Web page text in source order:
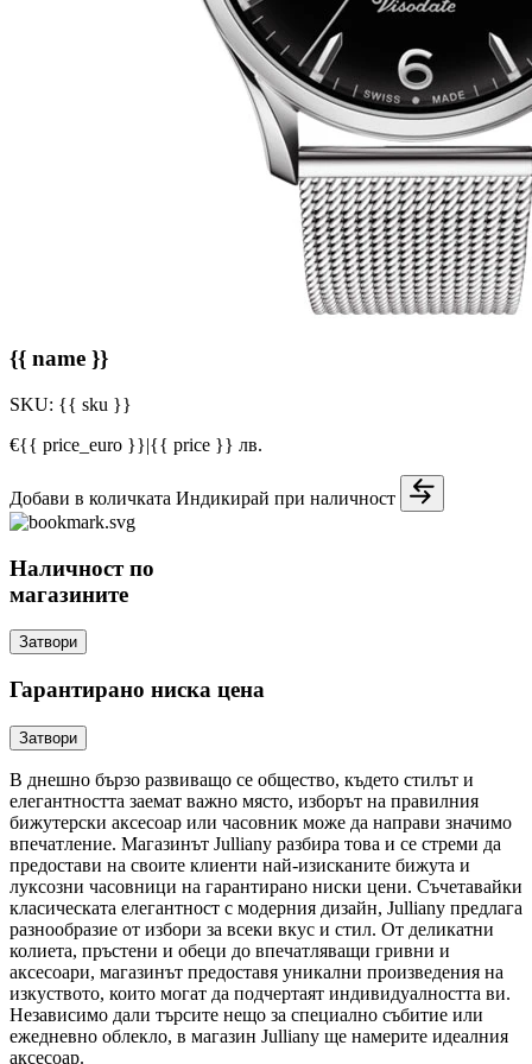
{{ name }}
SKU: {{ sku }}
€{{ price_euro }}|{{ price }} лв.
Добави в количката Индикирай при наличност
Наличност по
магазините
Затвори
Гарантирано ниска цена
Затвори
В днешно бързо развиващо се общество, където стилът и
елегантността заемат важно място, изборът на правилния
бижутерски аксесоар или часовник може да направи значимо
впечатление. Магазинът Julliany разбира това и се стреми да
предостави на своите клиенти най-изисканите бижута и
луксозни часовници на гарантирано ниски цени. Съчетавайки
класическата елегантност с модерния дизайн, Julliany предлага
разнообразие от избори за всеки вкус и стил. От деликатни
колиета, пръстени и обеци до впечатляващи гривни и
аксесоари, магазинът предоставя уникални произведения на
изкуството, които могат да подчертаят индивидуалността ви.
Независимо дали търсите нещо за специално събитие или
ежедневно облекло, в магазин Julliany ще намерите идеалния
аксесоар.